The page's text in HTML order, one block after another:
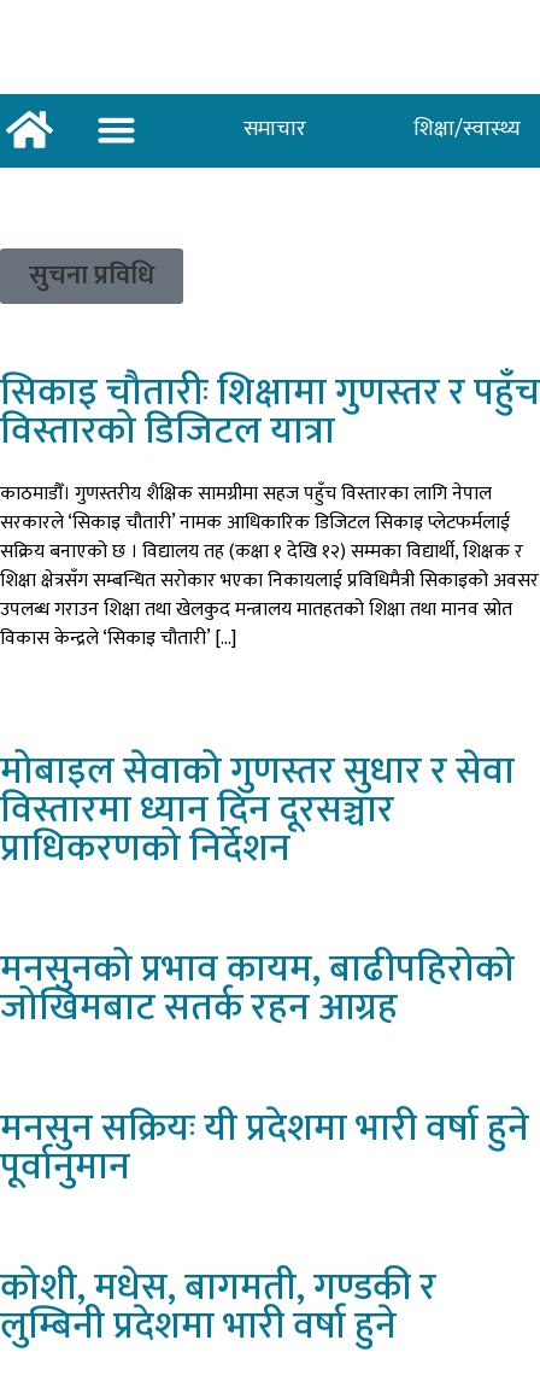
समाचार शिक्षा/स्वास्थ्य
सुचना प्रविधि
सिकाइचौतारीः शिक्षामा गुणस्तर र पहुँच
विस्तारको डिजिटल यात्रा
काठमाडौँ। गुणस्तरीय शैक्षिक सामग्रीमा सहज पहुँच विस्तारका लागि नेपाल
सरकारले ‘सिकाइ चौतारी’ नामक आधिकारिक डिजिटल सिकाइ प्लेटफर्मलाई
सक्रिय बनाएको छ । विद्यालय तह (कक्षा १ देखि १२) सम्मका विद्यार्थी, शिक्षक र
शिक्षा क्षेत्रसँग सम्बन्धित सरोकार भएका निकायलाई प्रविधिमैत्री सिकाइको अवसर
उपलब्ध गराउन शिक्षा तथा खेलकुद मन्त्रालय मातहतको शिक्षा तथा मानव स्रोत
विकास केन्द्रले ‘सिकाइ चौतारी’ […]
मोबाइलसेवाको गुणस्तर सुधार र सेवा
विस्तारमा ध्यान दिन दूरसञ्चार
प्राधिकरणको निर्देशन
मनसुनकोप्रभाव कायम, बाढीपहिरोको
जोखिमबाट सतर्क रहन आग्रह
मनसुनसक्रियः यी प्रदेशमा भारी वर्षा हुने
पूर्वानुमान
कोशी,मधेस, बागमती, गण्डकी र
लुम्बिनी प्रदेशमा भारी वर्षा हुने